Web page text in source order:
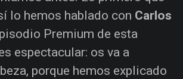
lo hemos hablado con Carlos
Premium de esta
espectacular: os va a
porque hemos explicado